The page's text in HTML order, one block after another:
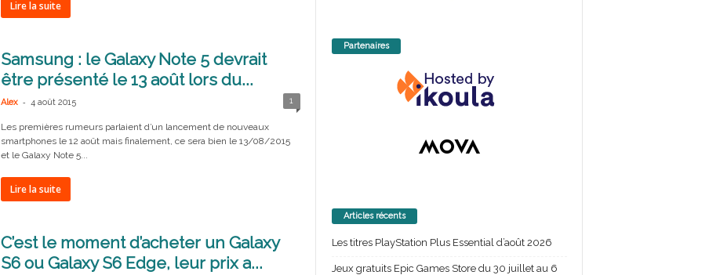
Lire la suite
Samsung : le Galaxy Note 5 devrait
être présenté le 13 août lors du...
Alex - 4 août 2015 1
Les premières rumeurs parlaient d’un lancement de nouveaux
smartphones le 12 août mais finalement, ce sera bien le 13/08/2015
et le Galaxy Note 5...
Lire la suite
C’est le moment d’acheter un Galaxy
S6 ou Galaxy S6 Edge, leur prix a...
Partenaires
Articles récents
Les titres PlayStation Plus Essential d’août 2026
Jeux gratuits Epic Games Store du 30 juillet au 6